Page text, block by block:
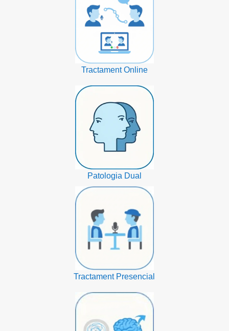
Tractament Online
Patologia Dual
Tractament Presencial